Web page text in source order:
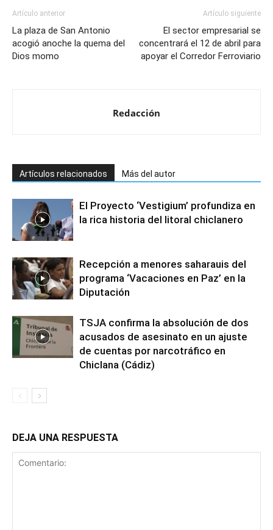
Artículo anterior
La plaza de San Antonio
acogió anoche la quema del
Dios momo
Artículo siguiente
El sector empresarial se
concentrará el 12 de abril para
apoyar el Corredor Ferroviario
Redacción
Artículos relacionados Más del autor
El Proyecto ‘Vestigium’ profundiza en
la rica historia del litoral chiclanero
Recepción a menores saharauis del
programa ‘Vacaciones en Paz’ en la
Diputación
TSJA confirma la absolución de dos
acusados de asesinato en un ajuste
de cuentas por narcotráfico en
Chiclana (Cádiz)
DEJA UNA RESPUESTA